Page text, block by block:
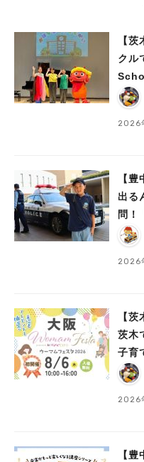
【
クル
催！
2026
【
出る
問！
に参
2026
【
茨木
子育
レゼ
2026
【
人気
#今週どこいく？#自然とふれあ